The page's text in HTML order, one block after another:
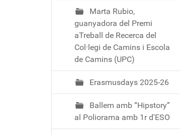
Marta Rubio,
guanyadora del Premi
aTreball de Recerca del
Col·legi de Camins i Escola
de Camins (UPC)
Erasmusdays 2025-26
Ballem amb “Hipstory”
al Poliorama amb 1r d'ESO